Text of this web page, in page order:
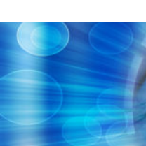
to
contentvinivida.lk